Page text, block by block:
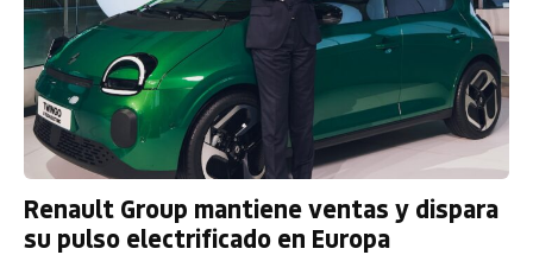
Renault Group mantiene ventas y dispara
su pulso electrificado en Europa